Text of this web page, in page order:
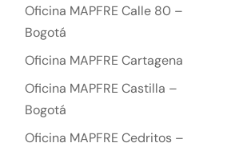
Oficina MAPFRE Calle 80 –
Bogotá
Oficina MAPFRE Cartagena
Oficina MAPFRE Castilla –
Bogotá
Oficina MAPFRE Cedritos –